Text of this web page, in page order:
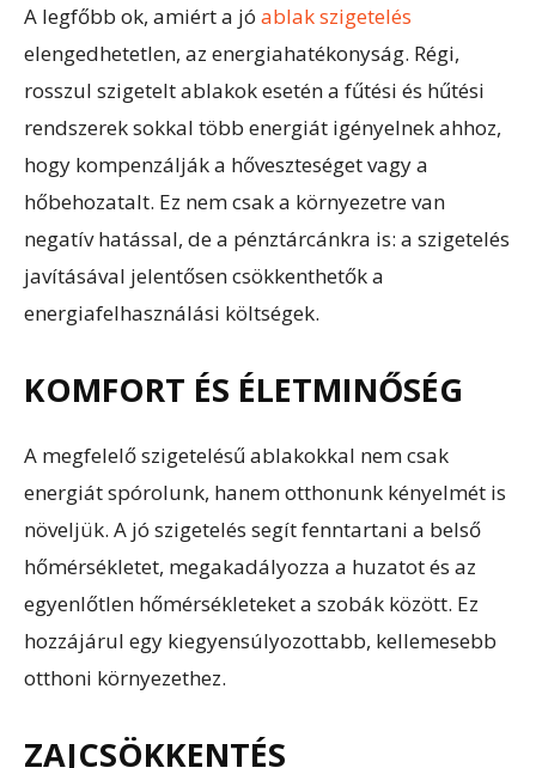
A legfőbb ok, amiért a jó ablak szigetelés
elengedhetetlen, az energiahatékonyság. Régi,
rosszul szigetelt ablakok esetén a fűtési és hűtési
rendszerek sokkal több energiát igényelnek ahhoz,
hogy kompenzálják a hőveszteséget vagy a
hőbehozatalt. Ez nem csak a környezetre van
negatív hatással, de a pénztárcánkra is: a szigetelés
javításával jelentősen csökkenthetők a
energiafelhasználási költségek.
KOMFORT ÉS ÉLETMINŐSÉG
A megfelelő szigetelésű ablakokkal nem csak
energiát spórolunk, hanem otthonunk kényelmét is
növeljük. A jó szigetelés segít fenntartani a belső
hőmérsékletet, megakadályozza a huzatot és az
egyenlőtlen hőmérsékleteket a szobák között. Ez
hozzájárul egy kiegyensúlyozottabb, kellemesebb
otthoni környezethez.
ZAJCSÖKKENTÉS